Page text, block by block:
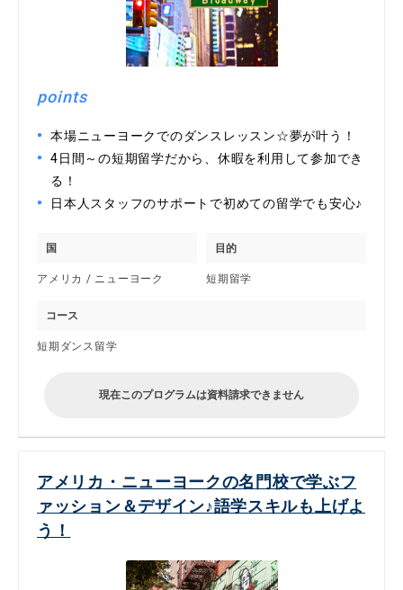
points
本場ニューヨークでのダンスレッスン☆夢が叶う！
4日間～の短期留学だから、休暇を利用して参加でき
る！
日本人スタッフのサポートで初めての留学でも安心♪
国
アメリカ / ニューヨーク
目的
短期留学
コース
短期ダンス留学
現在このプログラムは資料請求できません
アメリカ・ニューヨークの名門校で学ぶフ
ァッション＆デザイン♪語学スキルも上げよ
う！